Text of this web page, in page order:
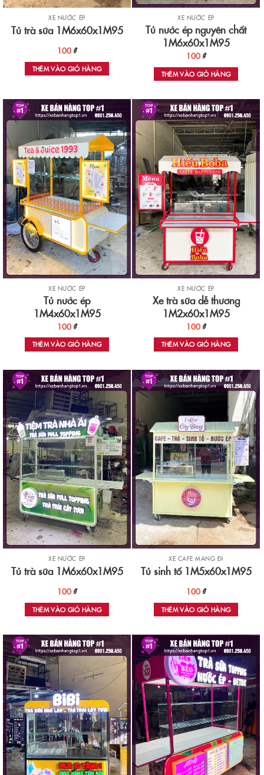
XE NƯỚC ÉP
Tủ trà sữa 1M6x60x1M95
100 ₫
THÊM VÀO GIỎ HÀNG
XE NƯỚC ÉP
Tủ nước ép nguyên chất
1M6x60x1M95
100 ₫
THÊM VÀO GIỎ HÀNG
XE NƯỚC ÉP
Tủ nước ép
1M4x60x1M95
100 ₫
THÊM VÀO GIỎ HÀNG
XE NƯỚC ÉP
Xe trà sữa dễ thương
1M2x60x1M95
100 ₫
THÊM VÀO GIỎ HÀNG
XE NƯỚC ÉP
Tủ trà sữa 1M6x60x1M95
100 ₫
THÊM VÀO GIỎ HÀNG
XE CAFE MANG ĐI
Tủ sinh tố 1M5x60x1M95
100 ₫
THÊM VÀO GIỎ HÀNG